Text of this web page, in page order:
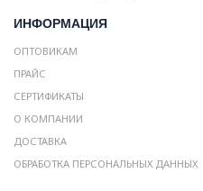
ИНФОРМАЦИЯ
ОПТОВИКАМ
ПРАЙС
СЕРТИФИКАТЫ
О КОМПАНИИ
ДОСТАВКА
ОБРАБОТКА ПЕРСОНАЛЬНЫХ ДАННЫХ